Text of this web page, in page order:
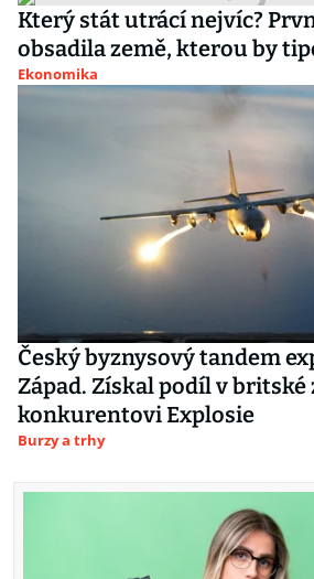
Který stát utrácí nejvíc?
obsadila země, kterou by
Ekonomika
Český byznysový tandem
Západ. Získal podíl v britské
konkurentovi Explosie
Burzy a trhy